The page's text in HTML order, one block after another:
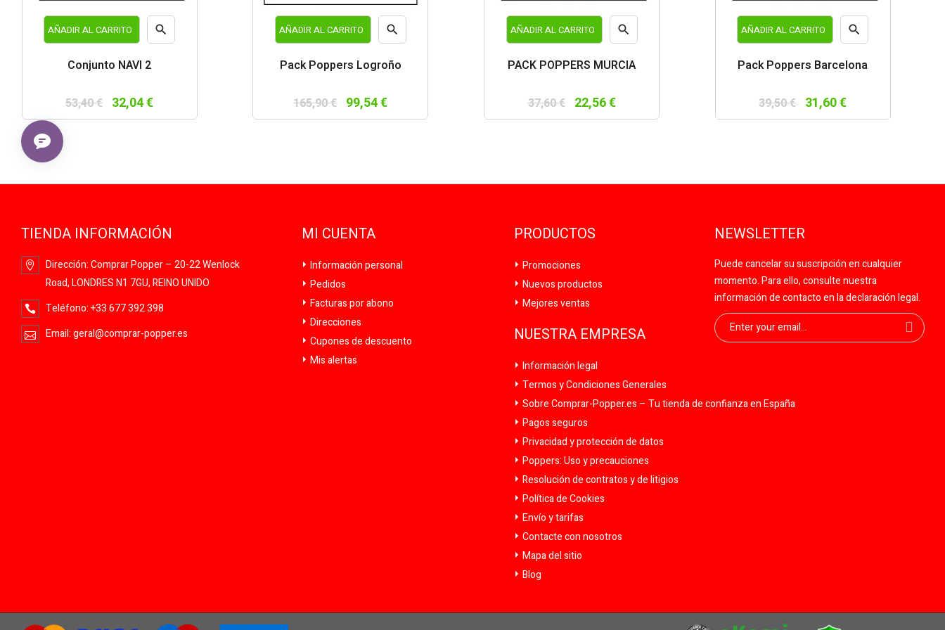
AÑADIR AL CARRITO 
Conjunto NAVI 2
53,40 € 32,04 €
AÑADIR AL CARRITO 
Pack Poppers Logroño
165,90 € 99,54 €
AÑADIR AL CARRITO 
PACK POPPERS MURCIA
37,60 € 22,56 €
AÑADIR AL CARRITO 
Pack Poppers Barcelona
39,50 € 31,60 €
TIENDA INFORMACIÓN
Dirección:Comprar Popper – 20-22 Wenlock
Road, LONDRES N1 7GU, REINO UNIDO
Teléfono:+33 677 392 398
Email:geral@comprar-popper.es
MI CUENTA
Información personal
Pedidos
Facturas por abono
Direcciones
Cupones de descuento
Mis alertas
PRODUCTOS
Promociones
Nuevos productos
Mejores ventas
NUESTRA EMPRESA
Información legal
Termos y Condiciones Generales
Sobre Comprar-Popper.es – Tu tienda de confianza en España
Pagos seguros
Privacidad y protección de datos
Poppers: Uso y precauciones
Resolución de contratos y de litigios
Política de Cookies
Envío y tarifas
Contacte con nosotros
Mapa del sitio
Blog
NEWSLETTER
Puede cancelar su suscripción en cualquier
momento. Para ello, consulte nuestra
información de contacto en la declaración legal.